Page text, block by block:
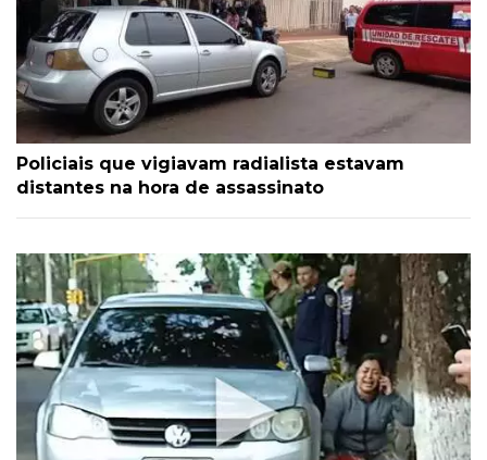
Policiais que vigiavam radialista estavam
distantes na hora de assassinato